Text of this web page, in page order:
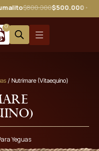
$800.000$500.000• No
0
/ Nutrimare (Vitaequino)
Yeguas